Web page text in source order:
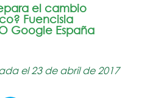
el cambio
Fuencisla
Google España
el 23 de abril de 2017